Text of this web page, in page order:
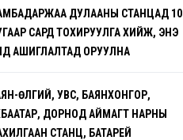
ДУЛААНЫ СТАНЦАД 10
САРД ТОХИРУУЛГА ХИЙЖ, ЭНЭ
АШИГЛАЛТАД ОРУУЛНА
ӨЛГИЙ, УВС, БАЯНХОНГОР,
ДОРНОД АЙМАГТ НАРНЫ
СТАНЦ, БАТАРЕЙ